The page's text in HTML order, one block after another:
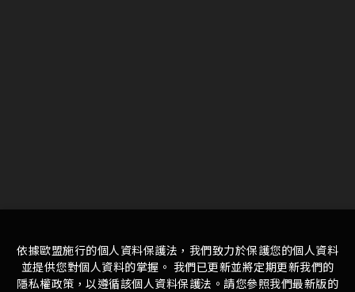
依據歐盟施行的個人資料保護法，我們致力於保護您的個人資料
並提供您對個人資料的掌握。 我們已更新並將定期更新我們的
隱私權政策，以遵循該個人資料保護法。請您參照我們最新版的